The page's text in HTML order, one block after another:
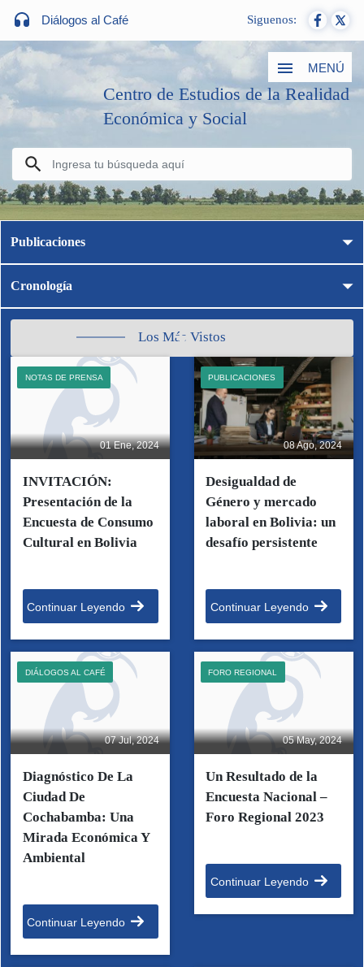
Diálogos al Café Siguenos:
MENÚ
Centro de Estudios de la Realidad
Económica y Social
Publicaciones
Cronología
Los Más Vistos
01 Ene, 2024
NOTAS DE PRENSA
INVITACIÓN:
Presentación de la
Encuesta de Consumo
Cultural en Bolivia
Continuar Leyendo
08 Ago, 2024
PUBLICACIONES
Desigualdad de
Género y mercado
laboral en Bolivia: un
desafío persistente
Continuar Leyendo
07 Jul, 2024
DIÁLOGOS AL CAFÉ
Diagnóstico De La
Ciudad De
Cochabamba: Una
Mirada Económica Y
Ambiental
Continuar Leyendo
05 May, 2024
FORO REGIONAL
Un Resultado de la
Encuesta Nacional –
Foro Regional 2023
Continuar Leyendo